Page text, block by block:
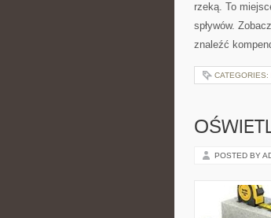
rzeką. To
spływów.
znaleźć
CATEGORIES:
POSTED BY